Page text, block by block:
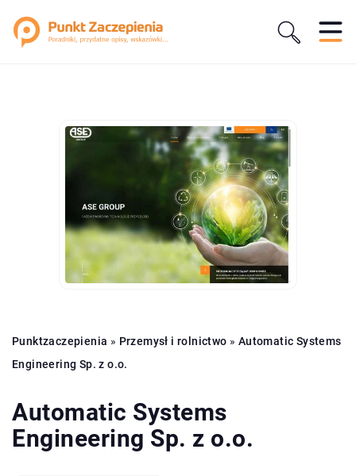
Punktzaczepienia » Przemysł i rolnictwo » Automatic Systems
Engineering Sp. z o.o.
Automatic Systems
Engineering Sp. z o.o.